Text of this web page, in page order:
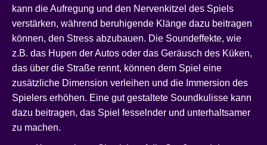
kann die Aufregung und den Nervenkitzel des Spiels
verstärken, während beruhigende Klänge dazu beitragen
können, den Stress abzubauen. Die Soundeffekte, wie
z.B. das Hupen der Autos oder das Geräusch des Küken,
das über die Straße rennt, können dem Spiel eine
zusätzliche Dimension verleihen und die Immersion des
Spielers erhöhen. Eine gut gestaltete Soundkulisse kann
dazu beitragen, das Spiel fesselnder und unterhaltsamer
zu machen.